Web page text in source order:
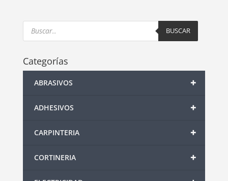
Products
search BUSCAR
Categorías
+
ABRASIVOS
+
ADHESIVOS
+
CARPINTERIA
+
CORTINERIA